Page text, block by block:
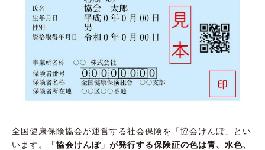
全国健康保険協会が運営する社会保険を「協会けんぽ」とい
います。
「協会けんぽ」が発行する保険証の色は青、水色、